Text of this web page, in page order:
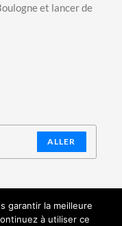
et lancer de
ALLER
garantir la meilleure
à utiliser ce